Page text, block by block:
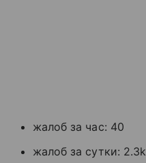
жалоб за час: 40
жалоб за сутки: 2.3k